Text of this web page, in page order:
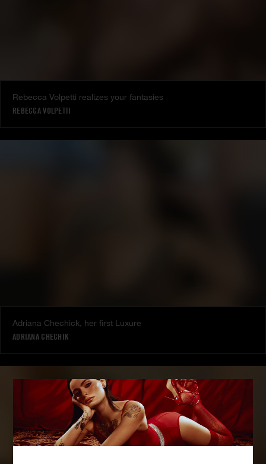
Rebecca Volpetti realizes your fantasies
REBECCA VOLPETTI
Adriana Chechick, her first Luxure
ADRIANA CHECHIK